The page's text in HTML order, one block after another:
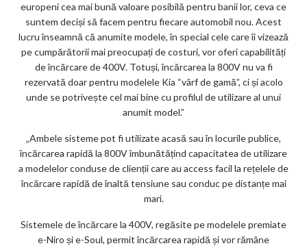
europeni cea mai bună valoare posibilă pentru banii lor, ceva ce
suntem deciși să facem pentru fiecare automobil nou. Acest
lucru înseamnă că anumite modele, în special cele care îi vizează
pe cumpărătorii mai preocupați de costuri, vor oferi capabilități
de încărcare de 400V. Totuși, încărcarea la 800V nu va fi
rezervată doar pentru modelele Kia “vârf de gamă”, ci și acolo
unde se potrivește cel mai bine cu profilul de utilizare al unui
anumit model.”
„Ambele sisteme pot fi utilizate acasă sau în locurile publice,
încărcarea rapidă la 800V îmbunătățind capacitatea de utilizare
a modelelor conduse de clienții care au access facil la rețelele de
încărcare rapidă de înaltă tensiune sau conduc pe distanțe mai
mari.
Sistemele de încărcare la 400V, regăsite pe modelele premiate
e-Niro și e-Soul, permit încărcarea rapidă și vor rămâne